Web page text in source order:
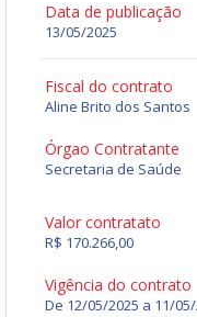
Data de publicação
13/05/2025
Fiscal do contrato
Aline Brito dos Santos
Órgao Contratante
Secretaria de Saúde
Valor contratato
R$ 170.266,00
Vigência do contrato
De 12/05/2025 a 11/